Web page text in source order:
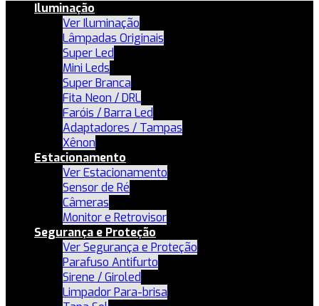
Iluminação
Ver Iluminação
Lâmpadas Originais
Super Led
Mini Leds
Super Branca
Fita Neon / DRL
Faróis / Barra Led
Adaptadores / Tampas
Xênon
Estacionamento
Ver Estacionamento
Sensor de Ré
Câmeras
Monitor e Retrovisor
Segurança e Proteção
Ver Segurança e Proteção
Parafuso Antifurto
Sirene / Giroled
Limpador Para-brisa